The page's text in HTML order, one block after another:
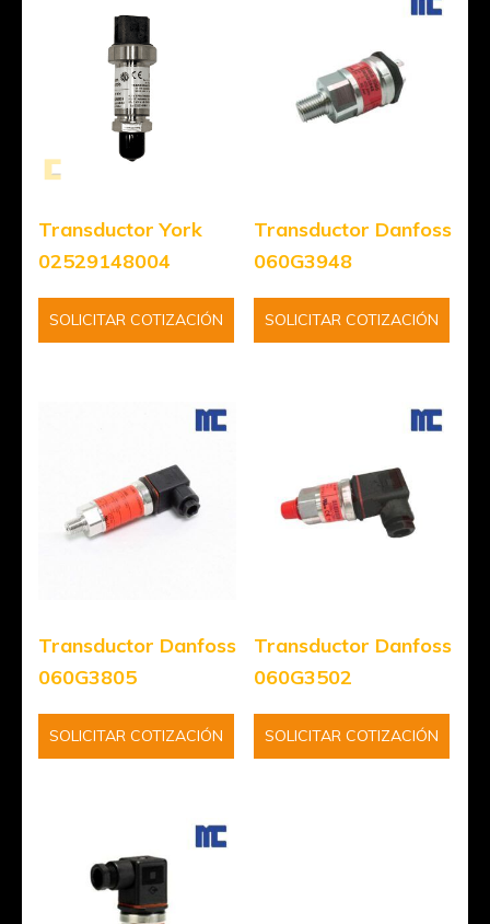
Transductor York
02529148004
SOLICITAR COTIZACIÓN
Transductor Danfoss
060G3948
SOLICITAR COTIZACIÓN
Transductor Danfoss
060G3805
SOLICITAR COTIZACIÓN
Transductor Danfoss
060G3502
SOLICITAR COTIZACIÓN